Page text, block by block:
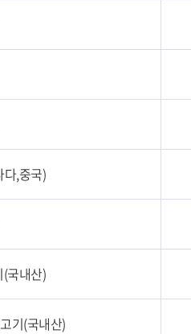
다,중국)
국내산)
기(국내산)